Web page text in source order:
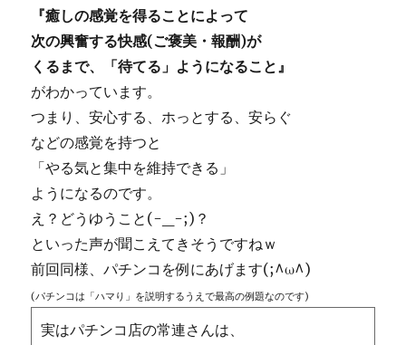
『癒しの感覚を得ることによって
次の興奮する快感(ご褒美・報酬)が
くるまで、「待てる」ようになること』
がわかっています。
つまり、安心する、ホっとする、安らぐ
などの感覚を持つと
「やる気と集中を維持できる」
ようになるのです。
え？どうゆうこと(-_-;)？
といった声が聞こえてきそうですねｗ
前回同様、パチンコを例にあげます(;^ω^)
(パチンコは「ハマり」を説明するうえで最高の例題なのです)
実はパチンコ店の常連さんは、